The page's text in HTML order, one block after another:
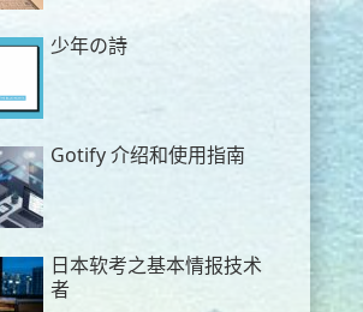
少年の詩
Gotify 介绍和使用指南
日本软考之基本情报技术
者